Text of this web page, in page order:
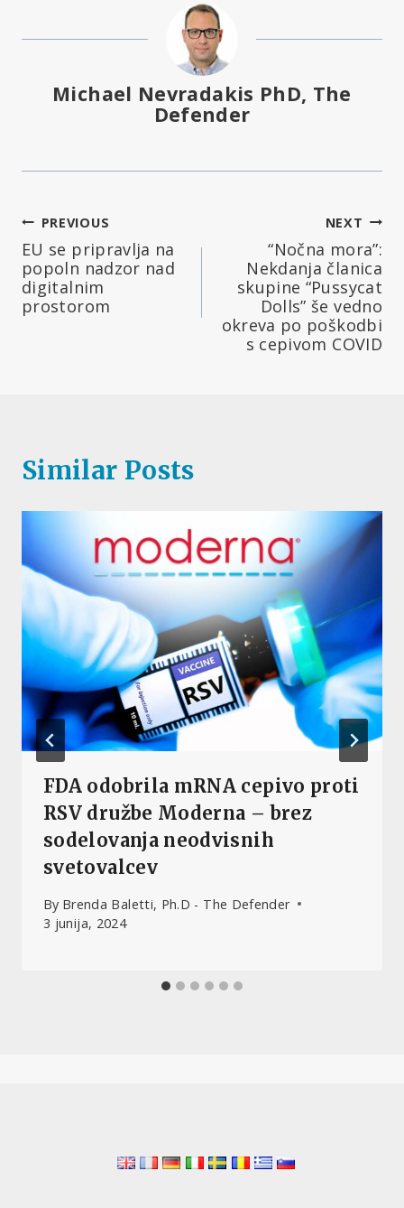
Michael Nevradakis PhD, The
Defender
Navigacija
prispevka
PREVIOUS
EU se pripravlja na
popoln nadzor nad
digitalnim
prostorom
NEXT
“Nočna mora”:
Nekdanja članica
skupine “Pussycat
Dolls” še vedno
okreva po poškodbi
s cepivom COVID
Similar Posts
FDA odobrila mRNA cepivo proti
RSV družbe Moderna – brez
sodelovanja neodvisnih
svetovalcev
By Brenda Baletti, Ph.D - The Defender
3 junija, 2024